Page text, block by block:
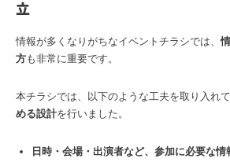
立
情報が多くなりがちなイベントチラシでは、
方も非常に重要です。
本チラシでは、以下のような工夫を取り入れて
める設計を行いました。
日時・会場・出演者など、参加に必要な情